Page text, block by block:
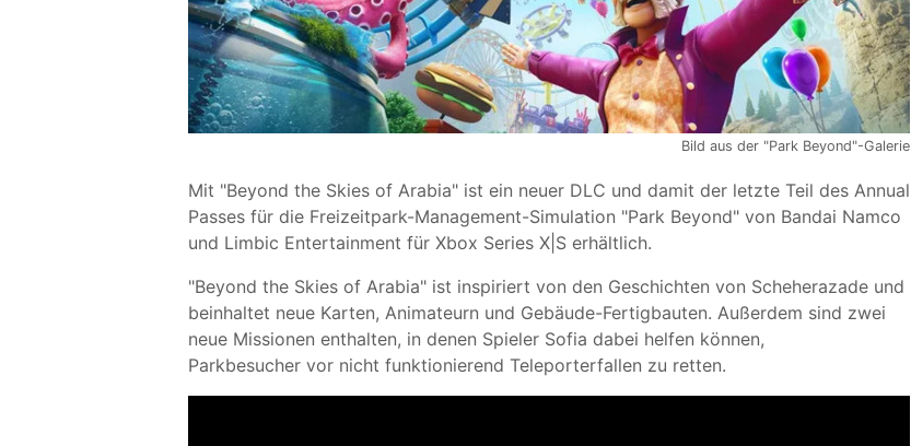
Bild aus der "Park Beyond"-Galerie
Mit "Beyond the Skies of Arabia" ist ein neuer DLC und damit der letzte Teil des Annual
Passes für die Freizeitpark-Management-Simulation "Park Beyond" von Bandai Namco
und Limbic Entertainment für Xbox Series X|S erhältlich.
"Beyond the Skies of Arabia" ist inspiriert von den Geschichten von Scheherazade und
beinhaltet neue Karten, Animateurn und Gebäude-Fertigbauten. Außerdem sind zwei
neue Missionen enthalten, in denen Spieler Sofia dabei helfen können,
Parkbesucher vor nicht funktionierend Teleporterfallen zu retten.